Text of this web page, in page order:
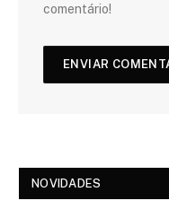
comentário!
NOVIDADES